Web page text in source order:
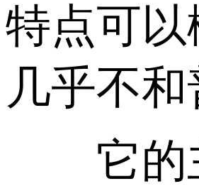
特点可
几乎不
它的主